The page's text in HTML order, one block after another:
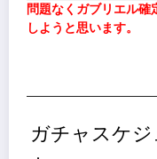
問題なくガブリエル確
しようと思います。
ガチャスケ